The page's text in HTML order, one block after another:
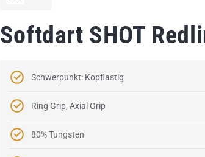
Softdart SHOT
Schwerpunkt: Kopflastig
Ring Grip, Axial Grip
80% Tungsten